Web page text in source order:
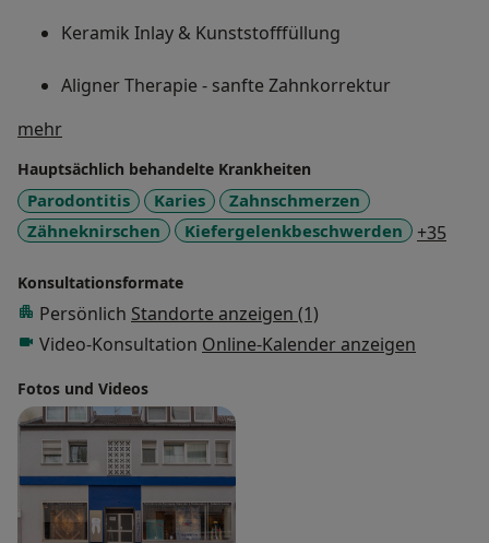
Keramik Inlay & Kunststofffüllung
Aligner Therapie - sanfte Zahnkorrektur
mehrÜber mich
Hauptsächlich behandelte Krankheiten
Parodontitis Karies
Zahnschmerzen
Zähneknirschen
Kiefergelenkbeschwerden +35
Konsultationsformate
Persönlich Standorte anzeigen (1)
Video-Konsultation Online-Kalender anzeigen
Fotos und Videos